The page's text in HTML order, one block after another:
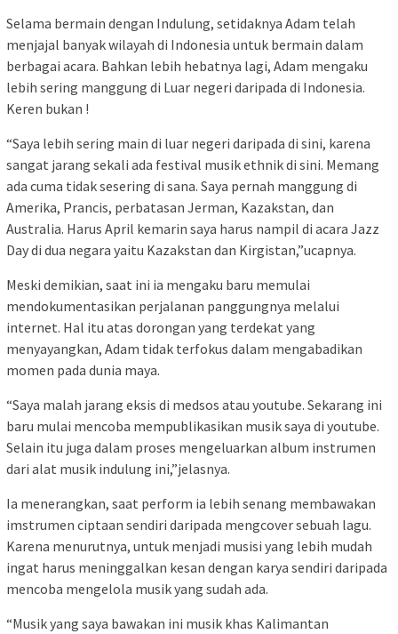
Selama bermain dengan Indulung, setidaknya Adam telah
menjajal banyak wilayah di Indonesia untuk bermain dalam
berbagai acara. Bahkan lebih hebatnya lagi, Adam mengaku
lebih sering manggung di Luar negeri daripada di Indonesia.
Keren bukan !
“Saya lebih sering main di luar negeri daripada di sini, karena
sangat jarang sekali ada festival musik ethnik di sini. Memang
ada cuma tidak sesering di sana. Saya pernah manggung di
Amerika, Prancis, perbatasan Jerman, Kazakstan, dan
Australia. Harus April kemarin saya harus nampil di acara Jazz
Day di dua negara yaitu Kazakstan dan Kirgistan,”ucapnya.
Meski demikian, saat ini ia mengaku baru memulai
mendokumentasikan perjalanan panggungnya melalui
internet. Hal itu atas dorongan yang terdekat yang
menyayangkan, Adam tidak terfokus dalam mengabadikan
momen pada dunia maya.
“Saya malah jarang eksis di medsos atau youtube. Sekarang ini
baru mulai mencoba mempublikasikan musik saya di youtube.
Selain itu juga dalam proses mengeluarkan album instrumen
dari alat musik indulung ini,”jelasnya.
Ia menerangkan, saat perform ia lebih senang membawakan
imstrumen ciptaan sendiri daripada mengcover sebuah lagu.
Karena menurutnya, untuk menjadi musisi yang lebih mudah
ingat harus meninggalkan kesan dengan karya sendiri daripada
mencoba mengelola musik yang sudah ada.
“Musik yang saya bawakan ini musik khas Kalimantan